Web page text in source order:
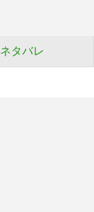
ネタバレ